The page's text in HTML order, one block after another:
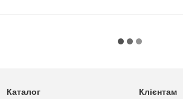
Каталог Клієнтам